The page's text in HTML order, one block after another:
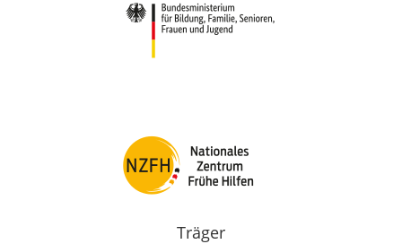
Träger